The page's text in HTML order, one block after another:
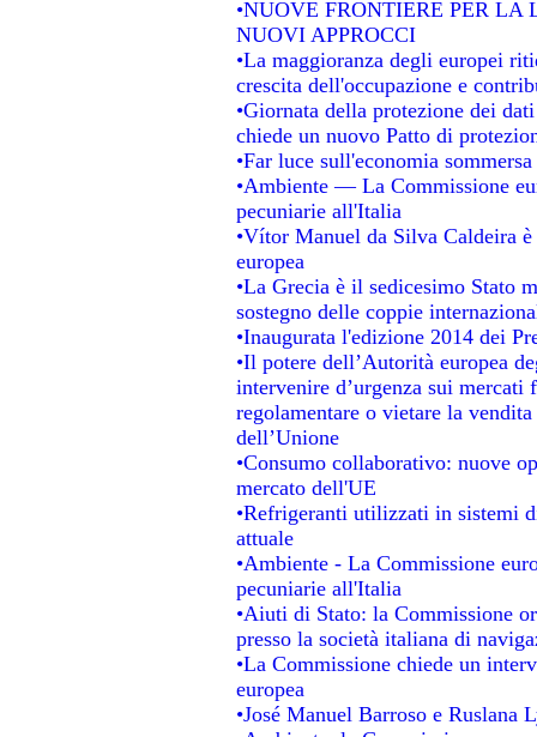
•NUOVE FRONTIERE PER
NUOVI APPROCCI
•La maggioranza degli europei
crescita dell'occupazione e
•Giornata della protezione dei
chiede un nuovo Patto di
•Far luce sull'economia
•Ambiente — La Commissione
pecuniarie all'Italia
•Vítor Manuel da Silva Caldeira
europea
•La Grecia è il sedicesimo Stato
sostegno delle coppie
•Inaugurata l'edizione 2014 dei
•Il potere dell’Autorità europea
intervenire d’urgenza sui
regolamentare o vietare la
dell’Unione
•Consumo collaborativo: nuove
mercato dell'UE
•Refrigeranti utilizzati in sistemi
attuale
•Ambiente - La Commissione
pecuniarie all'Italia
•Aiuti di Stato: la Commissione
presso la società italiana di
•La Commissione chiede un
europea
•José Manuel Barroso e Ruslana